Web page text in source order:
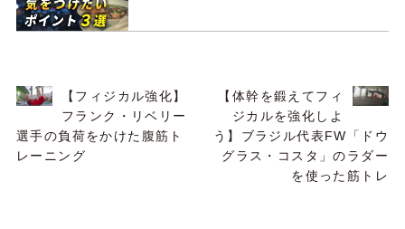
【フィジカル強化】
フランク・リベリー
選手の負荷をかけた腹筋ト
レーニング
【体幹を鍛えてフィ
ジカルを強化しよ
う】ブラジル代表FW「ドウ
グラス・コスタ」のラダー
を使った筋トレ